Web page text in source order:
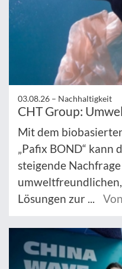
03.08.26 – Nachhaltigkeit
CHT Group:
Mit dem
„Pafix BOND“ kann
steigende
Lösungen zur ...